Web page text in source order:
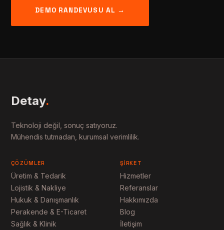
DEMO RANDEVUSU AL →
Detay.
Teknoloji değil, sonuç satıyoruz.
Mühendis tutmadan, kurumsal verimlilik.
ÇÖZÜMLER
Üretim & Tedarik
Lojistik & Nakliye
Hukuk & Danışmanlık
Perakende & E-Ticaret
Sağlık & Klinik
ŞIRKET
Hizmetler
Referanslar
Hakkımızda
Blog
İletişim